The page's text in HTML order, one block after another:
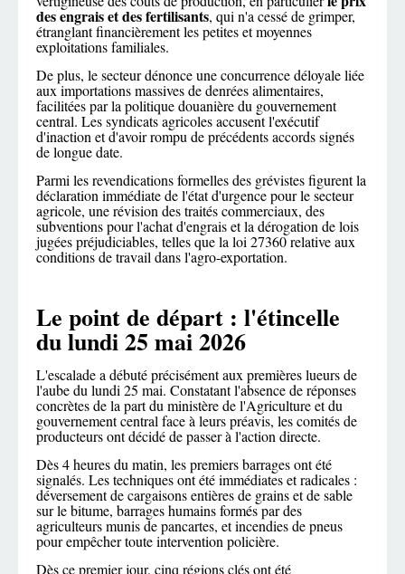
des engrais et des fertilisants, qui n'a cessé de grimper,
étranglant financièrement les petites et moyennes
exploitations familiales.
De plus, le secteur dénonce une concurrence déloyale liée
aux importations massives de denrées alimentaires,
facilitées par la politique douanière du gouvernement
central. Les syndicats agricoles accusent l'exécutif
d'inaction et d'avoir rompu de précédents accords signés
de longue date.
Parmi les revendications formelles des grévistes figurent la
déclaration immédiate de l'état d'urgence pour le secteur
agricole, une révision des traités commerciaux, des
subventions pour l'achat d'engrais et la dérogation de lois
jugées préjudiciables, telles que la loi 27360 relative aux
conditions de travail dans l'agro-exportation.
Le point de départ : l'étincelle
du lundi 25 mai 2026
L'escalade a débuté précisément aux premières lueurs de
l'aube du lundi 25 mai. Constatant l'absence de réponses
concrètes de la part du ministère de l'Agriculture et du
gouvernement central face à leurs préavis, les comités de
producteurs ont décidé de passer à l'action directe.
Dès 4 heures du matin, les premiers barrages ont été
signalés. Les techniques ont été immédiates et radicales :
déversement de cargaisons entières de grains et de sable
sur le bitume, barrages humains formés par des
agriculteurs munis de pancartes, et incendies de pneus
pour empêcher toute intervention policière.
Dès ce premier jour, cinq régions clés ont été